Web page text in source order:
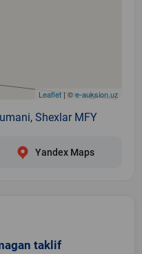
Leaflet | ©e-auksion.uz
Shexlar MFY
Yandex Maps
taklif